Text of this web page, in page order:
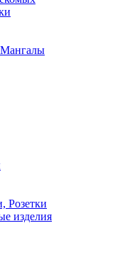
Розетки
изделия